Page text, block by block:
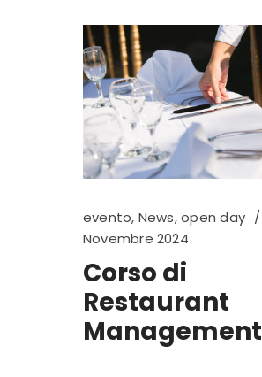
evento, News,open day
Novembre 2024
Corso di
Restaurant
Management